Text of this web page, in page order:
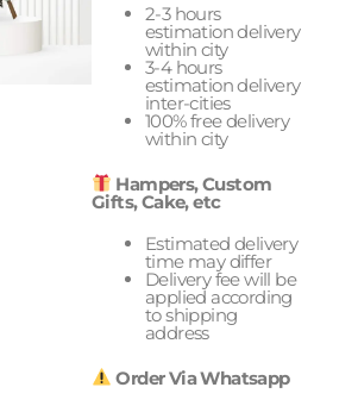
2-3 hours
estimation delivery
within city
3-4 hours
estimation delivery
inter-cities
100% free delivery
within city
Hampers, Custom
Gifts, Cake, etc
Estimated delivery
time may differ
Delivery fee will be
applied according
to shipping
address
Order Via Whatsapp